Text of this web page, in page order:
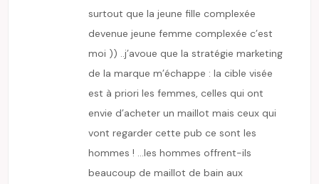
surtout que la jeune fille complexée
devenue jeune femme complexée c’est
moi )) ..j’avoue que la stratégie marketing
de la marque m’échappe : la cible visée
est à priori les femmes, celles qui ont
envie d’acheter un maillot mais ceux qui
vont regarder cette pub ce sont les
hommes ! …les hommes offrent-ils
beaucoup de maillot de bain aux